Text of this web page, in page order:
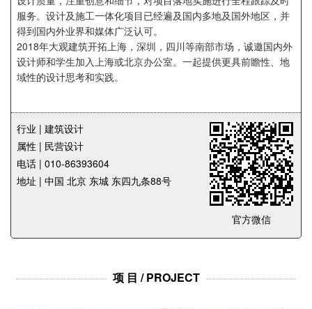
地 产
快速搜索
企业招聘
企业会员
关于投稿
广告投放
服务。设计及施工一体化项目已经遍及国内多地及国外地区，并
得到国内外业界和媒体广泛认可。
2018年大观建筑开拓上海，深圳，四川等南部市场，诚邀国内外
设计师和学生加入上海或北京办公室。一起提供更具前瞻性、地
域性的设计思考和实践。
官方微信
行业 | 建筑设计
属性 | 民营设计
电话 | 010-86393604
地址 | 中国 北京 东城 东四九条88号
项 目 / PROJECT